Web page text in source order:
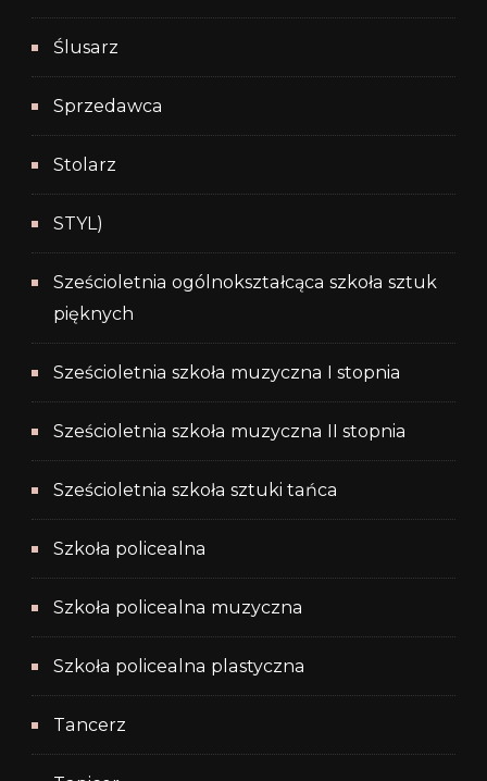
Ślusarz
Sprzedawca
Stolarz
STYL)
Sześcioletnia ogólnokształcąca szkoła sztuk
pięknych
Sześcioletnia szkoła muzyczna I stopnia
Sześcioletnia szkoła muzyczna II stopnia
Sześcioletnia szkoła sztuki tańca
Szkoła policealna
Szkoła policealna muzyczna
Szkoła policealna plastyczna
Tancerz